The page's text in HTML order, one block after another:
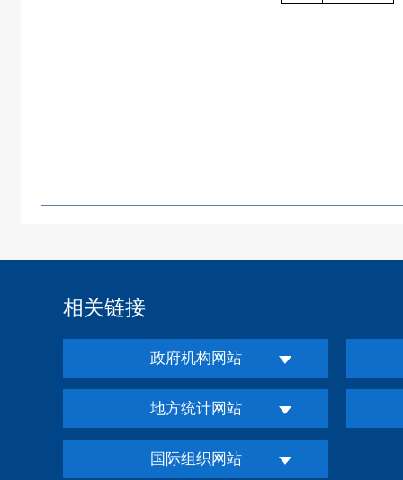
相关链接
政府机构网站
地方统计网站
国际组织网站